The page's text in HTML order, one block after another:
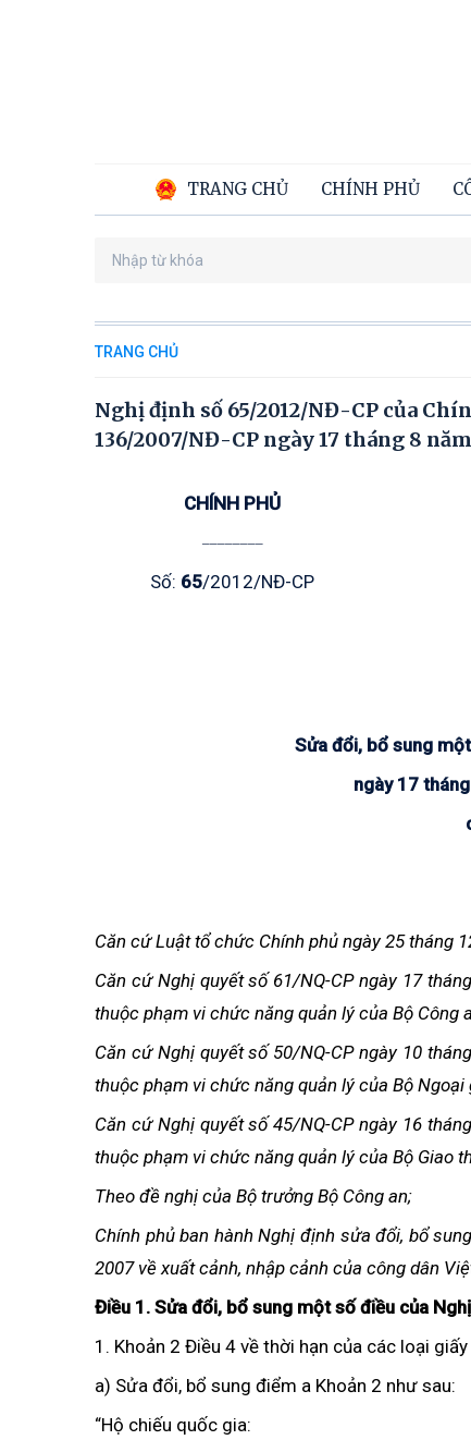
TRANG CHỦ CHÍNH PHỦ
TRANG CHỦ
Nghị định số 65/2012/NĐ-CP của
136/2007/NĐ-CP ngày 17 tháng 8
CHÍNH PHỦ
Số: 65/2012/NĐ-CP
Sửa đổi, bổ sung
ngày 17
Căn cứ Luật tổ chức Chính phủ ngày 25 tháng
Căn cứ Nghị quyết số 61/NQ-CP ngày 17
thuộc phạm vi chức năng quản lý của Bộ Công
Căn cứ Nghị quyết số 50/NQ-CP ngày 10
thuộc phạm vi chức năng quản lý của Bộ Ngoại
Căn cứ Nghị quyết số 45/NQ-CP ngày 16
thuộc phạm vi chức năng quản lý của Bộ Giao
Theo đề nghị của Bộ trưởng Bộ Công an;
Chính phủ ban hành Nghị định sửa đổi, bổ
2007 về xuất cảnh, nhập cảnh của công dân
Điều 1. Sửa đổi, bổ sung một số điều của
1. Khoản 2 Điều 4 về thời hạn của các loại
a) Sửa đổi, bổ sung điểm a Khoản 2 như sau:
“Hộ chiếu quốc gia: